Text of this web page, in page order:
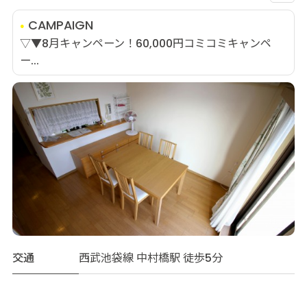
CAMPAIGN
▽▼8月キャンペーン！60,000円コミコミキャンペ
ー...
交通
西武池袋線 中村橋駅 徒歩5分